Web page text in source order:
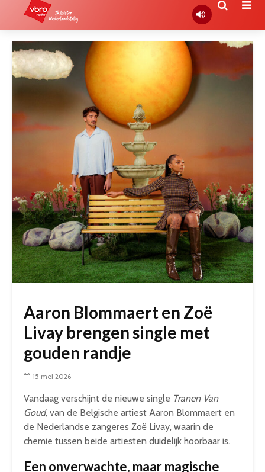
Aaron Blommaert en Zoë
Livay brengen single met
gouden randje
15 mei 2026
Vandaag verschijnt de nieuwe single Tranen Van
Goud, van de Belgische artiest Aaron Blommaert en
de Nederlandse zangeres Zoë Livay, waarin de
chemie tussen beide artiesten duidelijk hoorbaar is.
Een onverwachte, maar magische